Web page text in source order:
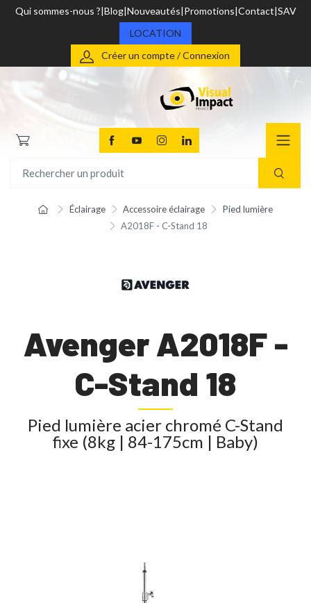
Qui sommes-nous ? Blog Nouveautés Promotions Contact SAV
LOCATION
Créer un compte / Connexion
Éclairage Accessoire éclairage
Pied lumière
A2018F - C-Stand 18
Avenger A2018F -
C-Stand 18
Pied lumière acier chromé C-Stand
fixe (8kg | 84-175cm | Baby)